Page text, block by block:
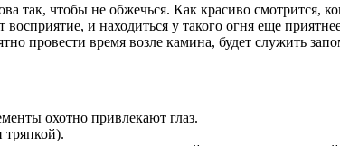
чтобы не обжечься. Как красиво смотрится,
и находиться у такого огня еще
провести время возле камина, будет служить
охотно привлекают глаз.
тряпкой).